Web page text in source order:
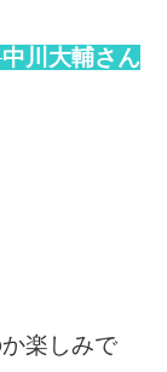
中川大輔さん
楽しみで